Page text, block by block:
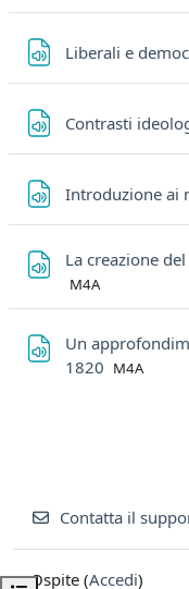
Liberali e
Contrasti
Introduzione ai
La creazione
M4A
Un
1820 File
M4A
Contatta il
Ospite (Accedi)